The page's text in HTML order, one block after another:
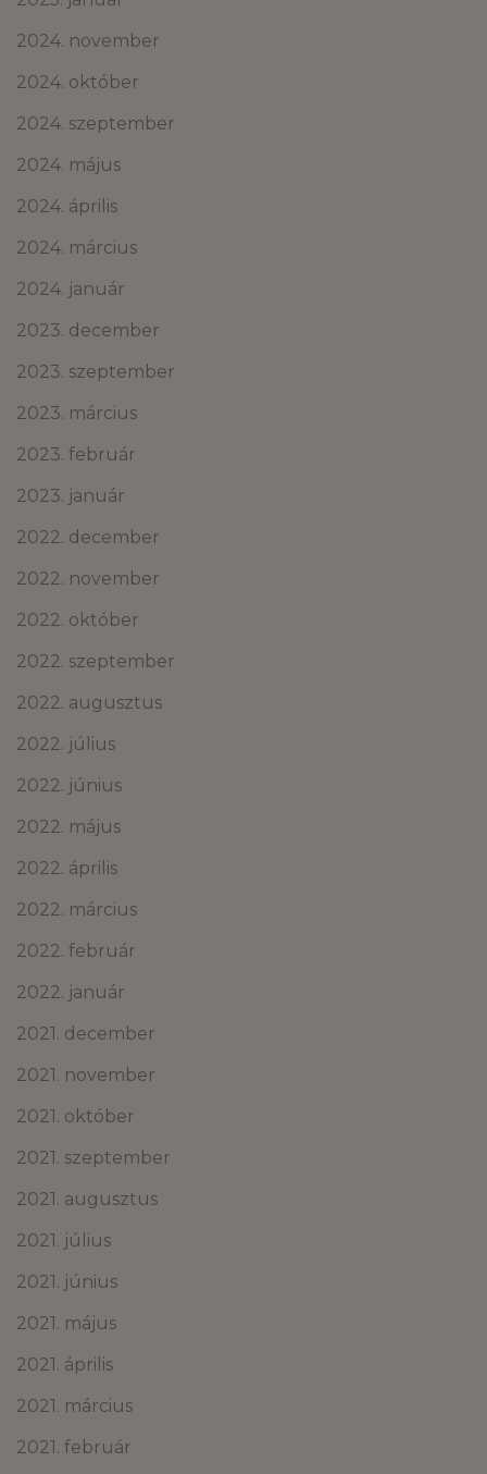
2024. november
2024. október
2024. szeptember
2024. május
2024. április
2024. március
2024. január
2023. december
2023. szeptember
2023. március
2023. február
2023. január
2022. december
2022. november
2022. október
2022. szeptember
2022. augusztus
2022. július
2022. június
2022. május
2022. április
2022. március
2022. február
2022. január
2021. december
2021. november
2021. október
2021. szeptember
2021. augusztus
2021. július
2021. június
2021. május
2021. április
2021. március
2021. február